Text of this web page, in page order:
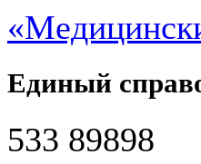
Единый
533 89898